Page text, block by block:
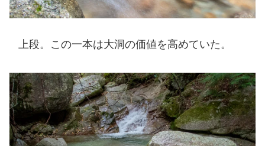
上段。この一本は大洞の価値を高めていた。